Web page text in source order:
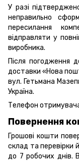
У разі
неправильно
пересилання
відправляти у
виробника.
Після погодження
доставки «Нова
вул. Гетьмана
Україна.
Телефон
Повернення
Грошові кошти
склад та перевірки
до 7 робочих днів.